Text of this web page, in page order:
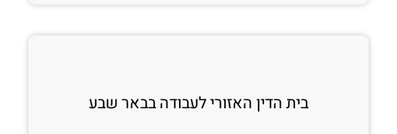
בית הדין האזורי לעבודה בבאר שבע